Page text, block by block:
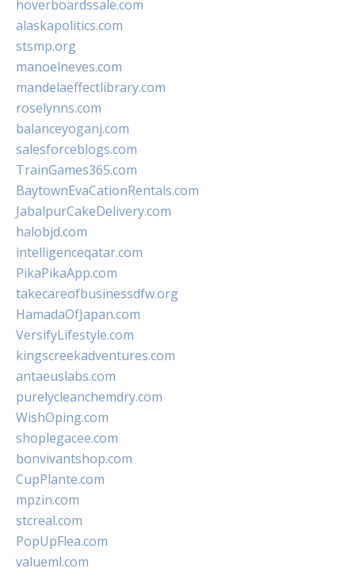
hoverboardssale.com
alaskapolitics.com
stsmp.org
manoelneves.com
mandelaeffectlibrary.com
roselynns.com
balanceyoganj.com
salesforceblogs.com
TrainGames365.com
BaytownEvaCationRentals.com
JabalpurCakeDelivery.com
halobjd.com
intelligenceqatar.com
PikaPikaApp.com
takecareofbusinessdfw.org
HamadaOfJapan.com
VersifyLifestyle.com
kingscreekadventures.com
antaeuslabs.com
purelycleanchemdry.com
WishOping.com
shoplegacee.com
bonvivantshop.com
CupPlante.com
mpzin.com
stcreal.com
PopUpFlea.com
valueml.com